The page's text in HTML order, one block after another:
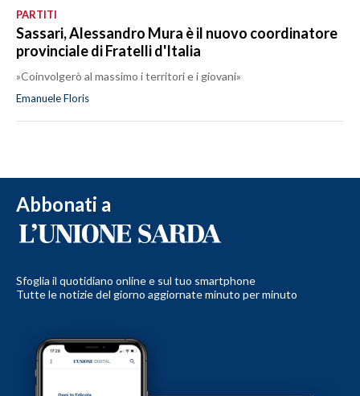
PARTITI
Sassari, Alessandro Mura è il nuovo coordinatore
provinciale di Fratelli d'Italia
»Coinvolgerò al massimo i territori e i giovani»
Emanuele Floris
Abbonati a
Sfoglia il quotidiano online e sul tuo smartphone
Tutte le notizie del giorno aggiornate minuto per minuto